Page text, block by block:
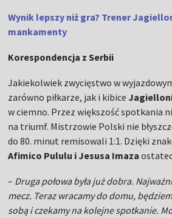
Wynik lepszy niż gra? Trener
mankamenty
Korespondencja z Serbii
Jakiekolwiek zwycięstwo w
zarówno piłkarze, jak i kibice
w ciemno. Przez większość spotkania
na triumf. Mistrzowie Polski nie
do 80. minut remisowali 1:1. Dzięki
Afimico Pululu i Jesusa Imaza
– Druga połowa była już dobra.
mecz. Teraz wracamy do domu,
sobą i czekamy na kolejne spotkanie.